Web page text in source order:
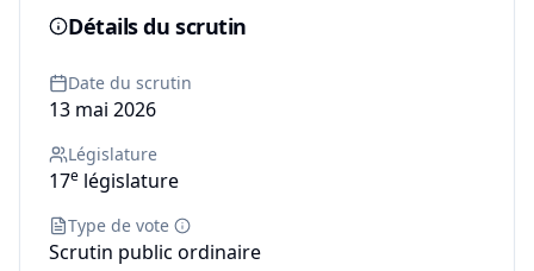
Détails du scrutin
Date du scrutin
13 mai 2026
Législature
17e législature
Type de vote
Scrutin public ordinaire